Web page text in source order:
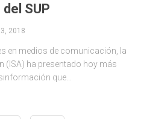
SUP
2018
en medios de comunicación, la
(ISA) ha presentado hoy más
que...